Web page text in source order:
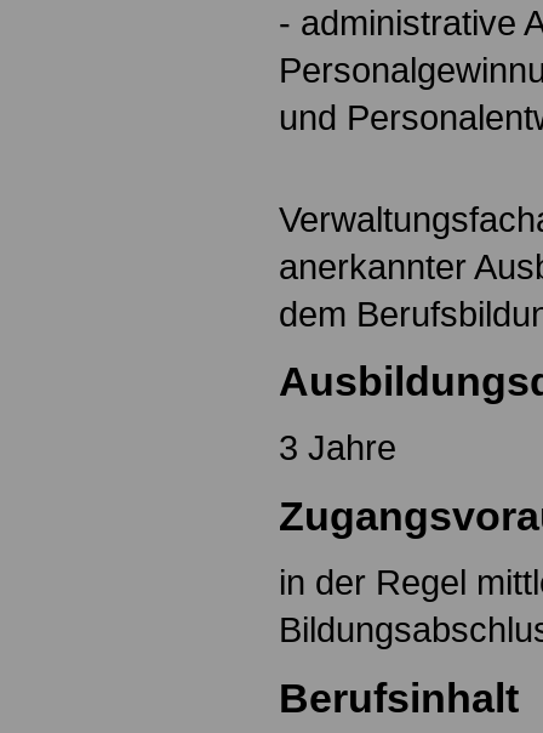
- administrative
und
anerkannter
dem
3 Jahre
in der Regel
Berufsinhalt